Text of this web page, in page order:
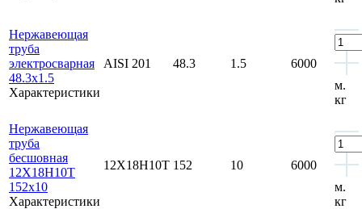
Нержавеющая
труба
электросварная
48.3x1.5
Характеристики
AISI 201 48.3 1.5
6000
м.
кг
Нержавеющая
труба
бесшовная
12Х18Н10Т
152x10
Характеристики
12Х18Н10Т 152 10
6000
м.
кг